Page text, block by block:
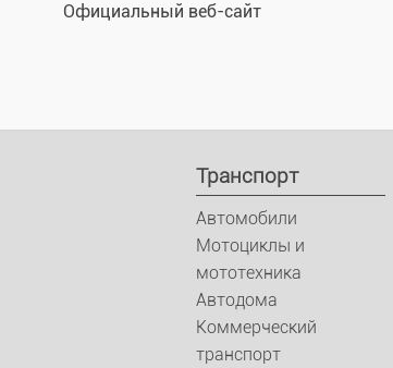
Официальный веб-сайт
Транспорт
Автомобили
Мотоциклы и
мототехника
Автодома
Коммерческий
транспорт